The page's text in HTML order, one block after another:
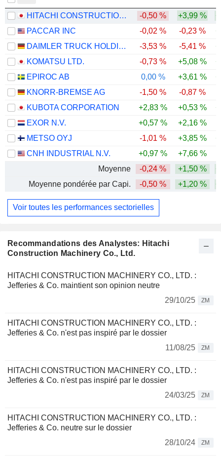
Recommandations des Analystes: Hitachi
Construction Machinery Co., Ltd.
HITACHI CONSTRUCTION MACHINERY CO., LTD. :
Jefferies & Co. maintient son opinion neutre
29/10/25
ZM
HITACHI CONSTRUCTION MACHINERY CO., LTD. :
Jefferies & Co. n'est pas inspiré par le dossier
11/08/25
ZM
HITACHI CONSTRUCTION MACHINERY CO., LTD. :
Jefferies & Co. n'est pas inspiré par le dossier
24/03/25
ZM
HITACHI CONSTRUCTION MACHINERY CO., LTD. :
Jefferies & Co. neutre sur le dossier
28/10/24
ZM
HITACHI CONSTRUCTION MACHINERY CO., LTD. -0,50 % +3,99 %
PACCAR INC
-0,02 % -0,23 %
DAIMLER TRUCK HOLDING AG
-3,53 % -5,41 %
KOMATSU LTD.
-0,73 % +5,08 %
EPIROC AB
0,00 % +3,61 %
KNORR-BREMSE AG
-1,50 % -0,87 %
KUBOTA CORPORATION
+2,83 % +0,53 %
EXOR N.V.
+0,57 % +2,16 %
METSO OYJ
-1,01 % +3,85 %
CNH INDUSTRIAL N.V.
+0,97 % +7,66 %
Moyenne
-0,24 % +1,50 %
Moyenne pondérée par Capi.
-0,50 % +1,20 %
Voir toutes les performances sectorielles